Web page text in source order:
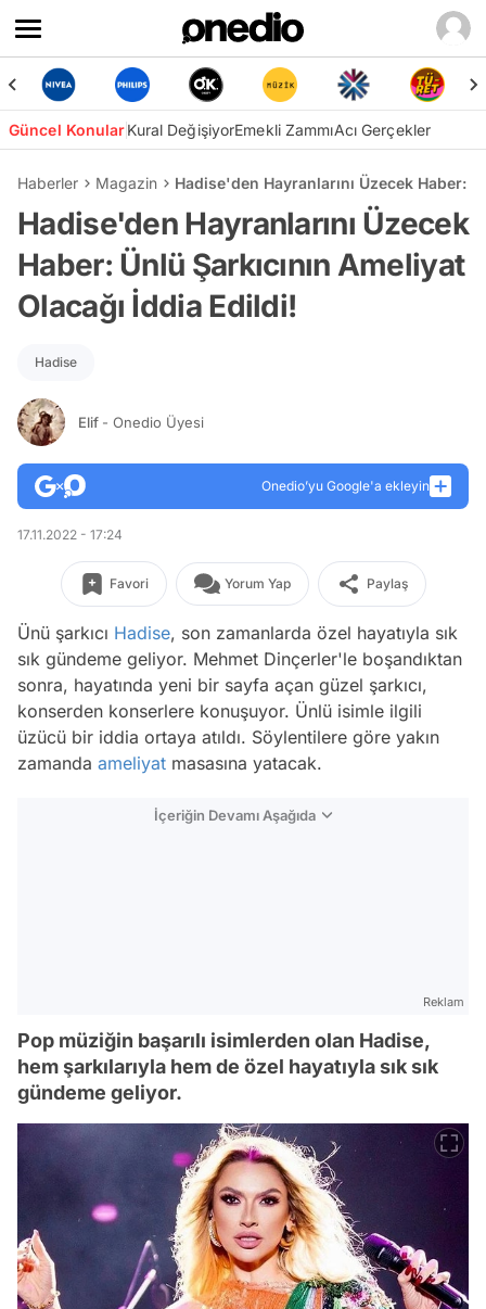
Güncel KonularKural DeğişiyorEmekli ZammıAcı Gerçekler
Haberler Magazin Hadise'den Hayranlarını Üzecek Haber:
Hadise'den Hayranlarını Üzecek
Haber: Ünlü Şarkıcının Ameliyat
Olacağı İddia Edildi!
Hadise
Elif - Onedio Üyesi
Onedio’yu Google'a ekleyin
17.11.2022 - 17:24
Favori Yorum Yap Paylaş
Ünü şarkıcı Hadise, son zamanlarda özel hayatıyla sık
sık gündeme geliyor. Mehmet Dinçerler'le boşandıktan
sonra, hayatında yeni bir sayfa açan güzel şarkıcı,
konserden konserlere konuşuyor. Ünlü isimle ilgili
üzücü bir iddia ortaya atıldı. Söylentilere göre yakın
zamanda ameliyat masasına yatacak.
İçeriğin Devamı Aşağıda
Reklam
Pop müziğin başarılı isimlerden olan Hadise,
hem şarkılarıyla hem de özel hayatıyla sık sık
gündeme geliyor.